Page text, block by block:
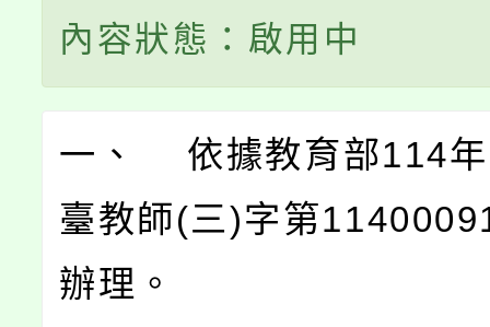
內容狀態：啟用中
一、 依據教育部114年
臺教師(三)字第
辦理。